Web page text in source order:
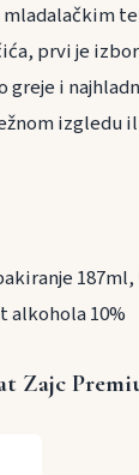
mladalačkim
prvi je
greje i
izgledu
alkohola 10%
Zajc